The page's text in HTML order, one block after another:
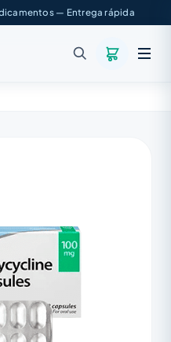
— Entrega rápida